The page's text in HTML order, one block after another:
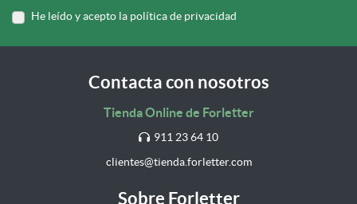
He leído y acepto la política de privacidad
Contacta con nosotros
Tienda Online de Forletter
911 23 64 10
clientes@tienda.forletter.com
Sobre Forletter